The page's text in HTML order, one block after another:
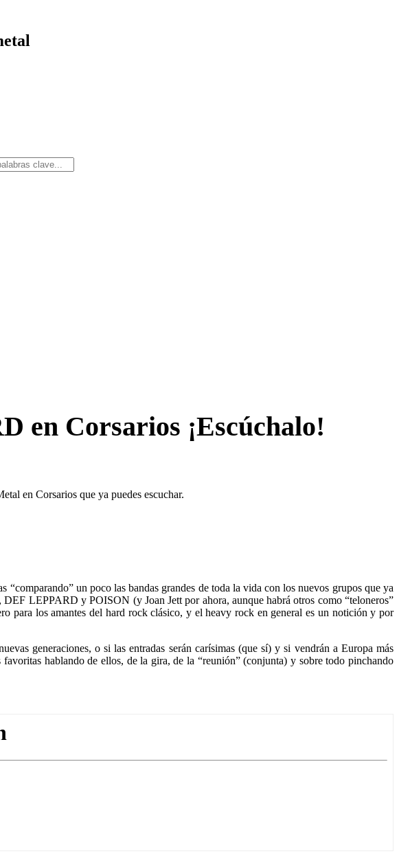
en Corsarios ¡Escúchalo!
en Corsarios que ya puedes escuchar.
un poco las bandas grandes de toda la vida con los nuevos grupos que ya
LEPPARD y POISON (y Joan Jett por ahora, aunque habrá otros como “teloneros”
para los amantes del hard rock clásico, y el heavy rock en general es un notición y por
generaciones, o si las entradas serán carísimas (que sí) y si vendrán a Europa más
hablando de ellos, de la gira, de la “reunión” (conjunta) y sobre todo pinchando